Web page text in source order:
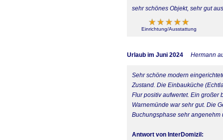
sehr schönes Objekt, sehr gut
Einrichtung/Ausstattung
Urlaub im Juni 2024 Hermann
Sehr schöne modern
Zustand. Die Einbauküche
Flur positiv aufwertet. Ein großer
Warnemünde war sehr gut. Die
Buchungsphase sehr angenehm
Antwort von InterDomizil: